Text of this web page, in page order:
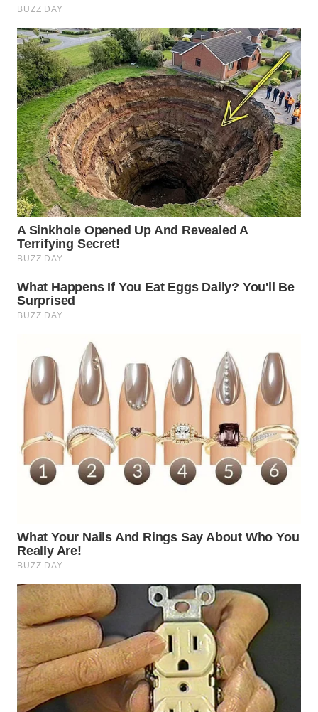
WN
WN
BEKASI
WN
BOGOR
WN
DEPOK
WN
TAPANULI
UTARA
WN
SAMOSIR
LAWAS
WN
WN
CIANJUR
SERIBU
TANGERANG
WN
BINJAI
WN
CIREBON